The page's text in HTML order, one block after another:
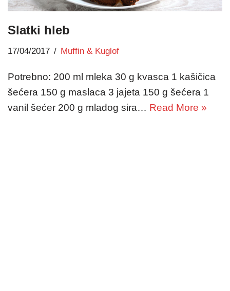
Slatki hleb
17/04/2017 Muffin & Kuglof
Potrebno: 200 ml mleka 30 g kvasca 1 kašičica
šećera 150 g maslaca 3 jajeta 150 g šećera 1
vanil šećer 200 g mladog sira… Read More »